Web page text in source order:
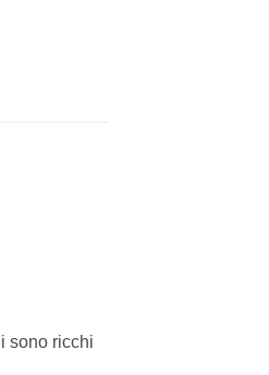
sono ricchi